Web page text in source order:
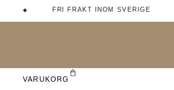
✦ FRI FRAKT INOM SVERIGE
VARUKORG